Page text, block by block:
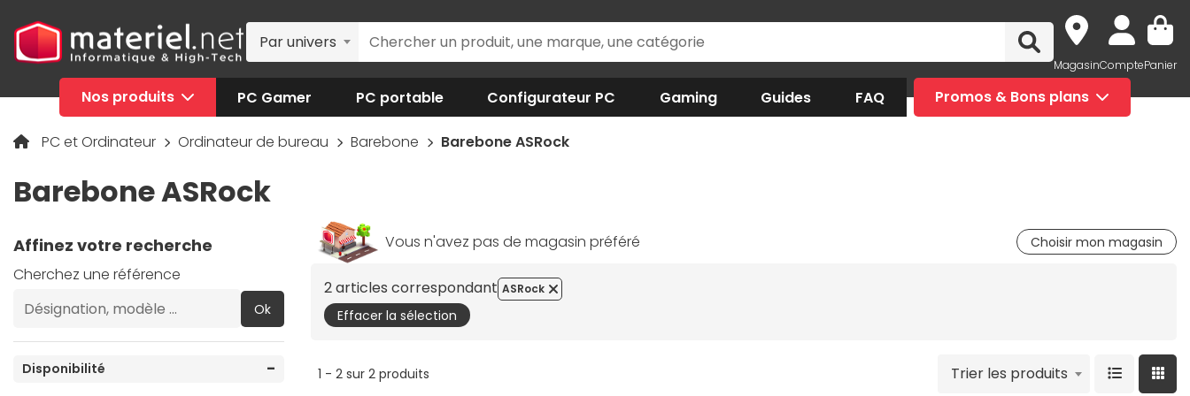
Par univers
MagasinComptePanier
Nos produits PC Gamer PC portable Configurateur PC Gaming Guides FAQ Promos & Bons plans
PC et Ordinateur Ordinateur de bureau Barebone Barebone ASRock
Barebone ASRock
Affinez votre recherche
Cherchez une référence
Ok
Disponibilité
Vous n'avez pas de magasin préféré Choisir mon magasin
2 articles correspondant
Effacer la sélection
ASRock
1 - 2 sur 2 produits Trier les produits